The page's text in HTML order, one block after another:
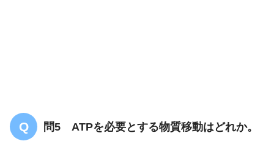
問5 ATPを必要とする物質移動はどれか。